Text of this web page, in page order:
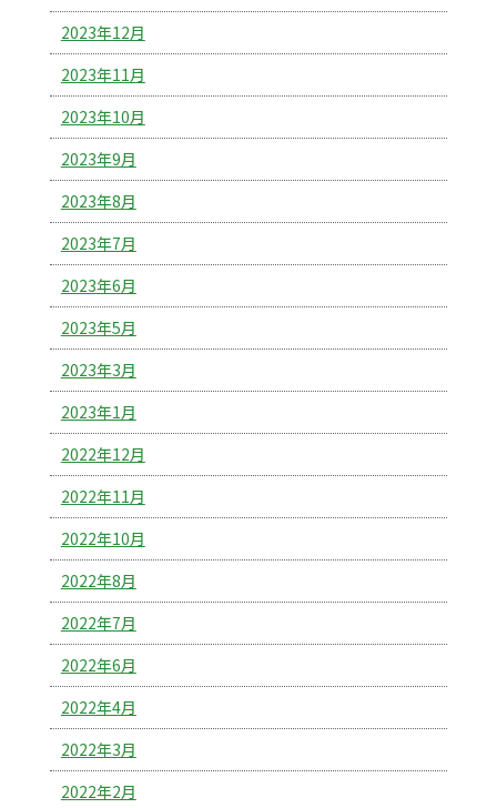
2023年12月
2023年11月
2023年10月
2023年9月
2023年8月
2023年7月
2023年6月
2023年5月
2023年3月
2023年1月
2022年12月
2022年11月
2022年10月
2022年8月
2022年7月
2022年6月
2022年4月
2022年3月
2022年2月